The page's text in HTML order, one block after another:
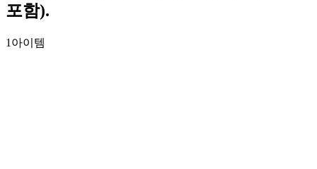
포함).
1 아이템